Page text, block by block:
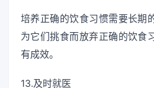
培养正确的饮食习惯需要长期
为它们挑食而放弃正确的饮食
有成效。
13.及时就医